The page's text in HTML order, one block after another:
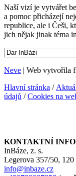
Naší vizí je vytvářet
a pomoc přicházejí
republice, ale i Češi,
jich nějak jinak téma
Neve | Web vytvořila
Hlavní stránka /
údajů /Cookies na
KONTAKTNÍ
InBáze, z. s.
Legerova 357/50, 120
info@inbaze.cz